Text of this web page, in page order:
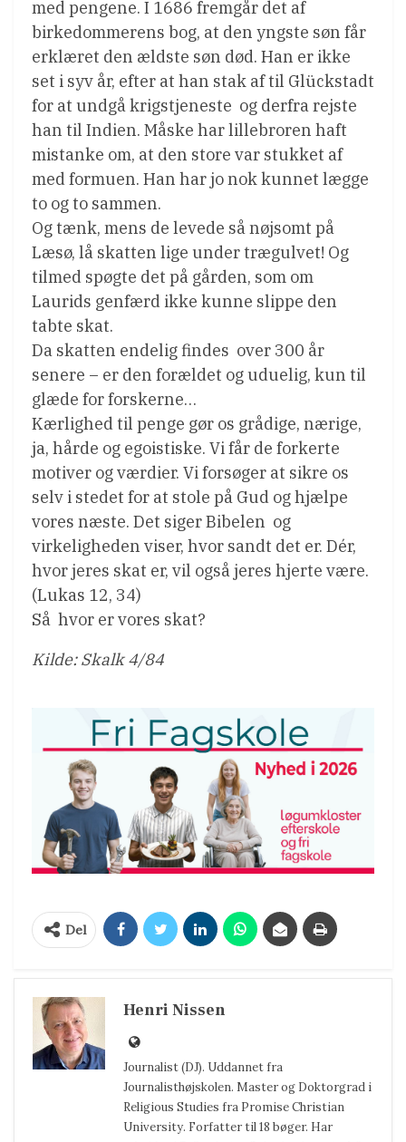
med pengene. I 1686 fremgår det af
birkedommerens bog, at den yngste søn får
erklæret den ældste søn død. Han er ikke
set i syv år, efter at han stak af til Glückstadt
for at undgå krigstjeneste  og derfra rejste
han til Indien. Måske har lillebroren haft
mistanke om, at den store var stukket af
med formuen. Han har jo nok kunnet lægge
to og to sammen.
Og tænk, mens de levede så nøjsomt på
Læsø, lå skatten lige under trægulvet! Og
tilmed spøgte det på gården, som om
Laurids genfærd ikke kunne slippe den
tabte skat.
Da skatten endelig findes  over 300 år
senere – er den forældet og uduelig, kun til
glæde for forskerne…
Kærlighed til penge gør os grådige, nærige,
ja, hårde og egoistiske. Vi får de forkerte
motiver og værdier. Vi forsøger at sikre os
selv i stedet for at stole på Gud og hjælpe
vores næste. Det siger Bibelen  og
virkeligheden viser, hvor sandt det er. Dér,
hvor jeres skat er, vil også jeres hjerte være.
(Lukas 12, 34)
Så  hvor er vores skat?
Kilde: Skalk 4/84
Del
Henri Nissen
Journalist (DJ). Uddannet fra
Journalisthøjskolen. Master og Doktorgrad i
Religious Studies fra Promise Christian
University. Forfatter til 18 bøger. Har